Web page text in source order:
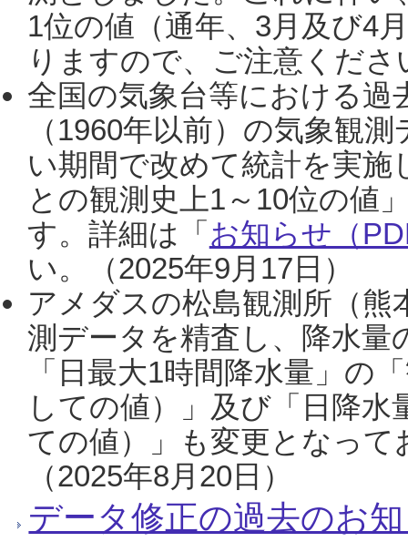
1位の値（通年、3月及び4
りますので、ご注意くだ
全国の気象台等における過
（1960年以前）の気象観
い期間で改めて統計を実
との観測史上1～10位の値
す。詳細は「 お知らせ（
い。（2025年9月17日）
アメダスの松島観測所（熊
測データを精査し、降水
「日最大1時間降水量」の
しての値）」及び「日降
ての値）」も変更となっ
（2025年8月20日）
データ修正の過去のお